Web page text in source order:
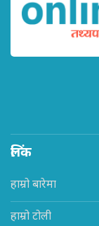
लिंक
हाम्रो बारेमा
हाम्रो टोली